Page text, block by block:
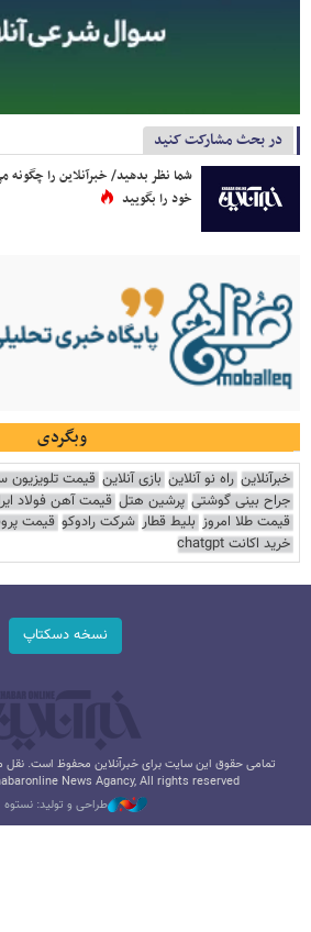
در بحث مشارکت کنید
شما نظر بدهید/ خبرآنلاین را چگونه
خود را بگویید
وبگردی
خبرآنلاین راه نو آنلاین بازی آنلاین قیمت تلویزیون
جراح بینی گوشتی پرشین هتل قیمت آهن فولاد
قیمت طلا امروز بلیط قطار شرکت رادوکو قیمت
خرید اکانت chatgpt
نسخه دسکتاپ
تمامی حقوق این سایت برای خبرآنلاین محفوظ است. نقل
News Agancy, All rights reserved
طراحی و تولید: نستوه